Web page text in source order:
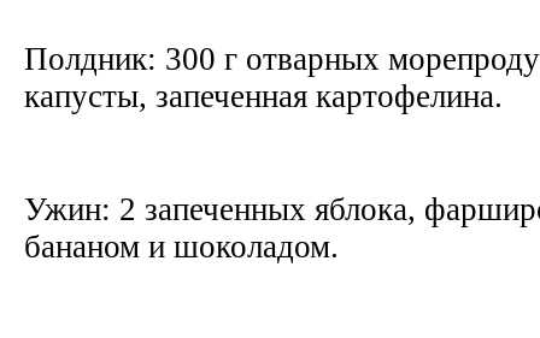
Полдник: 300 г отварных
капусты, запеченная картофелина.
Ужин: 2 запеченных яблока,
бананом и шоколадом.